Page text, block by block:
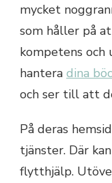
mycket
som håller på
kompetens
hantera dina
och ser till att
På deras
tjänster. Där
flytthjälp.